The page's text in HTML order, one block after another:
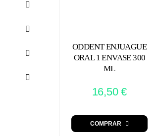
ODDENT ENJUAGUE
ORAL 1 ENVASE 300
ML
16,50€
COMPRAR